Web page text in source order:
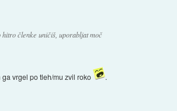
členke uničiš, uporabljat moč
vrgel po tleh/mu zvil roko
.